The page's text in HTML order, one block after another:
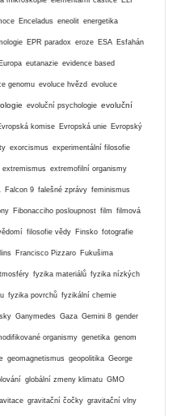
Enceladus eneolit energetika
EPR paradox eroze ESA Esfahán
Europa eutanazie evidence based
genomu evoluce hvězd evoluce
evoluční psychologie evoluční
komise Evropská unie Evropský
exorcismus experimentální filosofie
extremismus extremofilní organismy
Falcon 9 falešné zprávy feminismus
Fibonacciho posloupnost film filmová
filosofie vědy Finsko fotografie
Francisco Pizzaro Fukušima
fyzika materiálů fyzika nízkých
fyzika povrchů fyzikální chemie
Ganymedes Gaza Gemini 8 gender
organismy genetika genom
geomagnetismus geopolitika George
globální zmeny klimatu GMO
gravitační čočky gravitační vlny